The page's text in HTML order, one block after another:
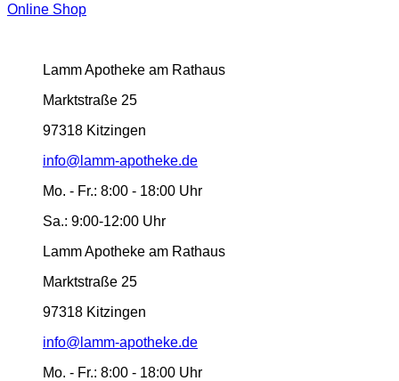
Online Shop
Lamm Apotheke am Rathaus
Marktstraße 25
97318 Kitzingen
info@lamm-apotheke.de
Mo. - Fr.: 8:00 - 18:00 Uhr
Sa.: 9:00-12:00 Uhr
Lamm Apotheke am Rathaus
Marktstraße 25
97318 Kitzingen
info@lamm-apotheke.de
Mo. - Fr.: 8:00 - 18:00 Uhr